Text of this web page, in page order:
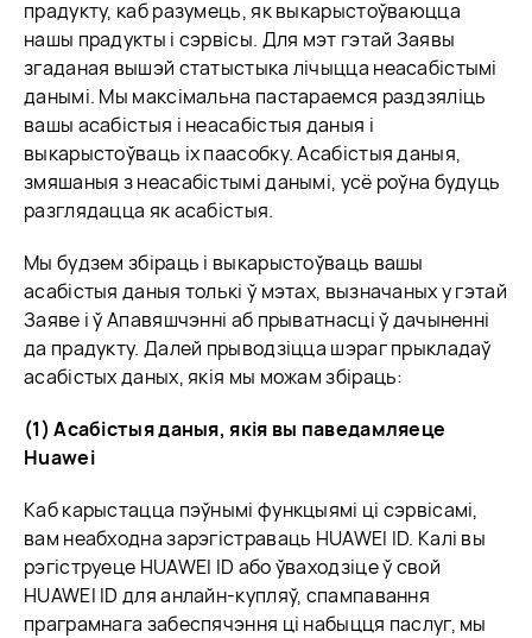
прадукту, каб разумець, як выкарыстоўваюцца
нашы прадукты і сэрвісы. Для мэт гэтай Заявы
згаданая вышэй статыстыка лічыцца неасабістымі
данымі. Мы максімальна пастараемся раздзяліць
вашы асабістыя і неасабістыя даныя і
выкарыстоўваць іх паасобку. Асабістыя даныя,
змяшаныя з неасабістымі данымі, усё роўна будуць
разглядацца як асабістыя.
Мы будзем збіраць і выкарыстоўваць вашы
асабістыя даныя толькі ў мэтах, вызначаных у гэтай
Заяве і ў Апавяшчэнні аб прыватнасці ў дачыненні
да прадукту. Далей прыводзіцца шэраг прыкладаў
асабістых даных, якія мы можам збіраць:
(1) Асабістыя даныя, якія вы паведамляеце
Huawei
Каб карыстацца пэўнымі функцыямі ці сэрвісамі,
вам неабходна зарэгістраваць HUAWEI ID. Калі вы
рэгіструеце HUAWEI ID або ўваходзіце ў свой
HUAWEI ID для анлайн-купляў, спампавання
праграмнага забеспячэння ці набыцця паслуг, мы